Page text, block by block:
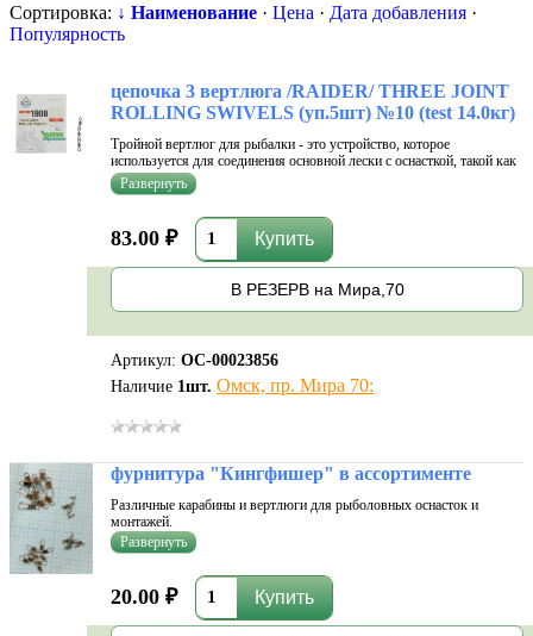
Сортировка: ↓ Наименование · Цена · Дата добавления ·
Популярность
цепочка 3 вертлюга /RAIDER/ THREE JOINT
ROLLING SWIVELS (уп.5шт) №10 (test 14.0кг)
Тройной вертлюг для рыбалки - это устройство, которое
используется для соединения основной лески с оснасткой, такой как
крючок или вращающийся блесна. Тройной вертлюг состоит из трех
отдельных кольцевых звеньев, соединенных между собой в точке,
83.00 ₽
В РЕЗЕРВ на Мира,70
Артикул: ОС-00023856
Наличие 1 шт. Омск, пр. Мира 70:
фурнитура "Кингфишер" в ассортименте
Различные карабины и вертлюги для рыболовных оснасток и
монтажей.
20.00 ₽